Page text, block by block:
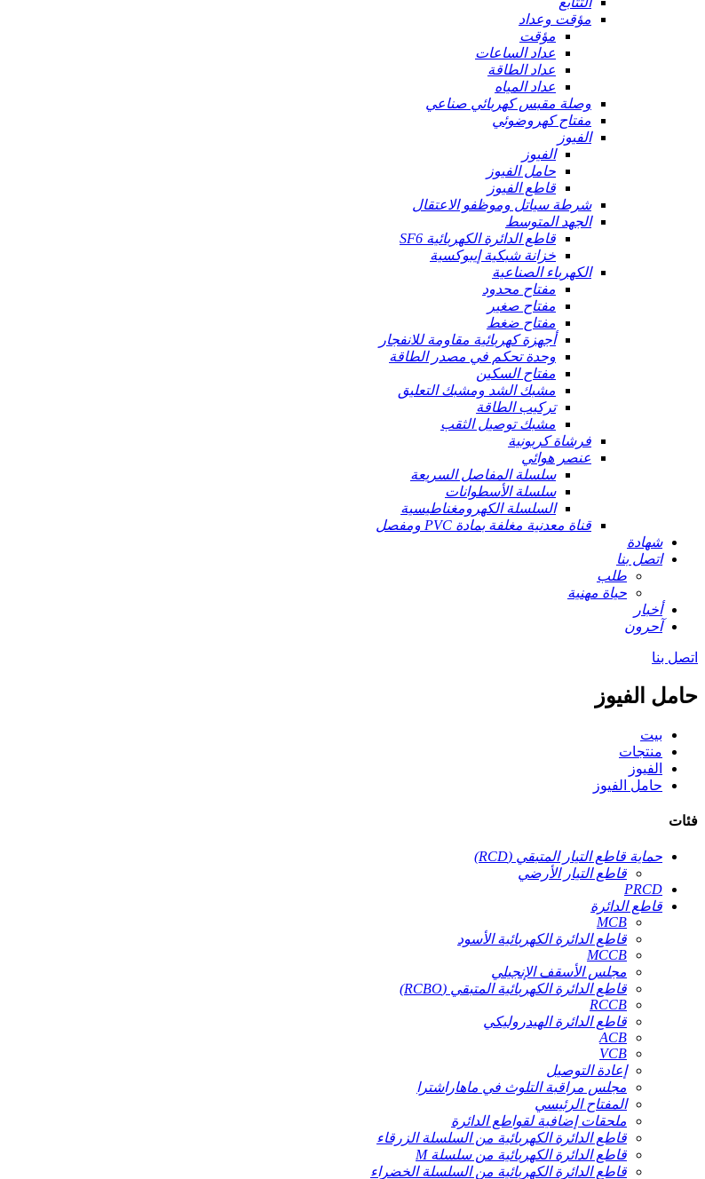
مؤقت وعداد
مؤقت
عداد الساعات
عداد الطاقة
عداد المياه
وصلة مقبس كهربائي صناعي
مفتاح كهروضوئي
الفيوز
الفيوز
حامل الفيوز
قاطع الفيوز
شرطة سياتل وموظفو الاعتقال
الجهد المتوسط
قاطع الدائرة الكهربائية SF6
خزانة شبكية إيبوكسية
الكهرباء الصناعية
مفتاح محدود
مفتاح صغير
مفتاح ضغط
أجهزة كهربائية مقاومة للانفجار
وحدة تحكم في مصدر الطاقة
مفتاح السكين
مشبك الشد ومشبك التعليق
تركيب الطاقة
مشبك توصيل الثقب
فرشاة كربونية
عنصر هوائي
سلسلة المفاصل السريعة
سلسلة الأسطوانات
السلسلة الكهرومغناطيسية
قناة معدنية مغلفة بمادة PVC ومفصل
شهادة
اتصل بنا
طلب
حياة مهنية
أخبار
آحرون
اتصل بنا
حامل الفيوز
بيت
منتجات
الفيوز
حامل الفيوز
فئات
حماية قاطع التيار المتبقي (RCD)
قاطع التيار الأرضي
PRCD
قاطع الدائرة
MCB
قاطع الدائرة الكهربائية الأسود
MCCB
مجلس الأسقف الإنجيلي
قاطع الدائرة الكهربائية المتبقي (RCBO)
RCCB
قاطع الدائرة الهيدروليكي
ACB
VCB
إعادة التوصيل
مجلس مراقبة التلوث في ماهاراشترا
المفتاح الرئيسي
ملحقات إضافية لقواطع الدائرة
قاطع الدائرة الكهربائية من السلسلة الزرقاء
قاطع الدائرة الكهربائية من سلسلة M
قاطع الدائرة الكهربائية من السلسلة الخضراء